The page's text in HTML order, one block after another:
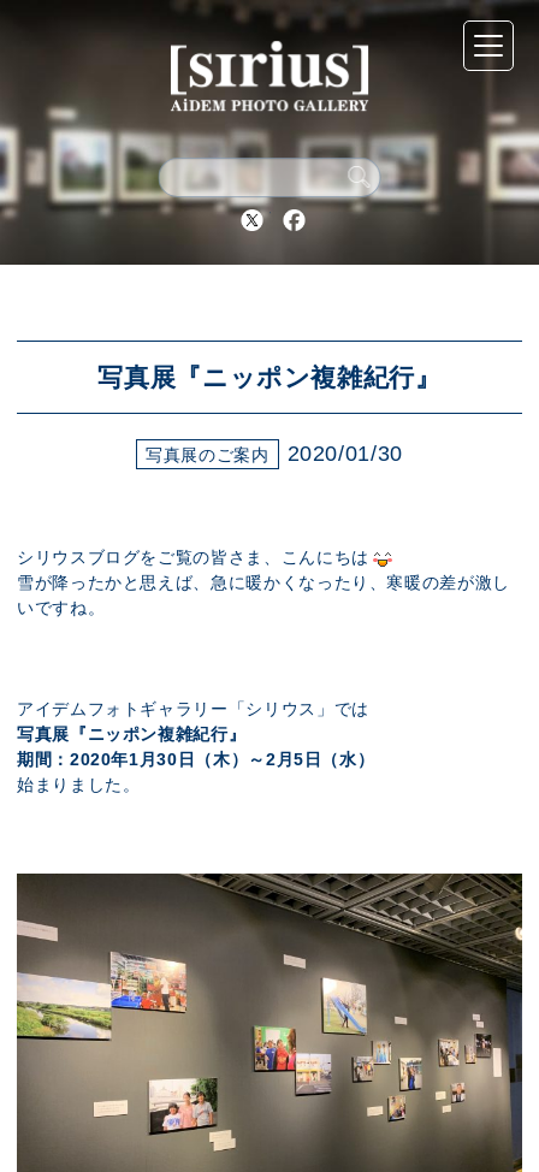
Twitter Facebook
写真展『ニッポン複雑紀行』
写真展のご案内 2020/01/30
シリウスブログをご覧の皆さま、こんにちは
雪が降ったかと思えば、急に暖かくなったり、寒暖の差が激し
いですね。
アイデムフォトギャラリー「シリウス」では
写真展『ニッポン複雑紀行』
期間：2020年1月30日（木）～2月5日（水）
始まりました。
シリウスについて
展示スケジュール
アクセス